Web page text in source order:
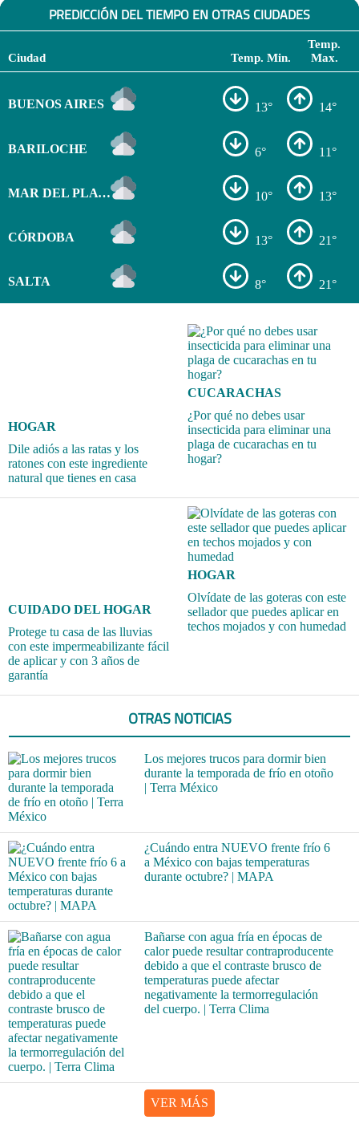
PREDICCIÓN DEL TIEMPO EN OTRAS CIUDADES
Ciudad Temp. Min.
Temp.
Max.
BUENOS AIRES 13° 14°
BARILOCHE 6° 11°
MAR DEL PLATA 10° 13°
CÓRDOBA 13° 21°
SALTA 8° 21°
HOGAR
Dile adiós a las ratas y los
ratones con este ingrediente
natural que tienes en casa
CUCARACHAS
¿Por qué no debes usar
insecticida para eliminar una
plaga de cucarachas en tu
hogar?
CUIDADO DEL HOGAR
Protege tu casa de las lluvias
con este impermeabilizante fácil
de aplicar y con 3 años de
garantía
HOGAR
Olvídate de las goteras con este
sellador que puedes aplicar en
techos mojados y con humedad
OTRAS NOTICIAS
Los mejores trucos para dormir bien
durante la temporada de frío en otoño
| Terra México
¿Cuándo entra NUEVO frente frío 6
a México con bajas temperaturas
durante octubre? | MAPA
Bañarse con agua fría en épocas de
calor puede resultar contraproducente
debido a que el contraste brusco de
temperaturas puede afectar
negativamente la termorregulación
del cuerpo. | Terra Clima
VER MÁS